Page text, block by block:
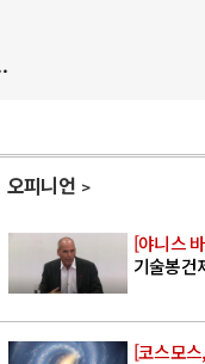
AI의 숨은 환경 비용: 데
AI는 어떻게 미국 민주주
오피니언
[야니스
기술봉건
[코스모